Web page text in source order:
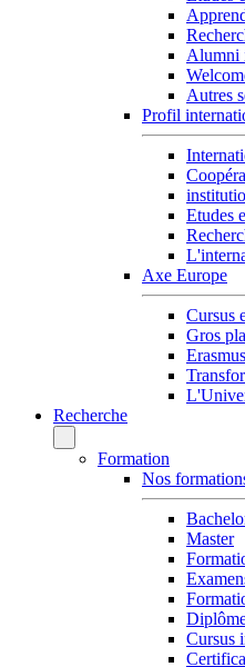
Alumni
Autres
Profil
Etudes
Axe Europe
Cursus
Gros
Recherche
Formation
Nos
Master
Cursus